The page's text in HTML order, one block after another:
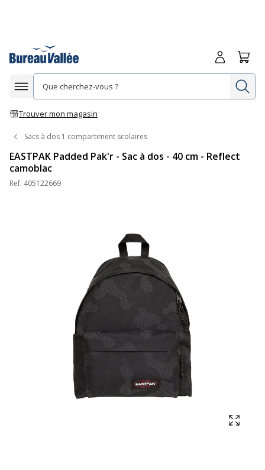
Afficher la navigation
Trouver mon magasin
Me
Sacs à dos 1 compartiment scolaires
EASTPAK Padded Pak'r - Sac à dos - 40 cm - Reflect
camoblac
Ref. 405122669